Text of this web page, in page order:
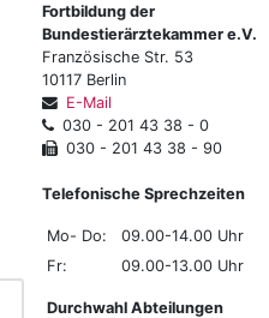
Fortbildung der
Bundestierärztekammer e.V.
Französische Str. 53
10117 Berlin
E-Mail
030 - 201 43 38 - 0
030 - 201 43 38 - 90
Telefonische Sprechzeiten
Mo- Do:
09.00-14.00 Uhr
Fr:
09.00-13.00 Uhr
Durchwahl Abteilungen